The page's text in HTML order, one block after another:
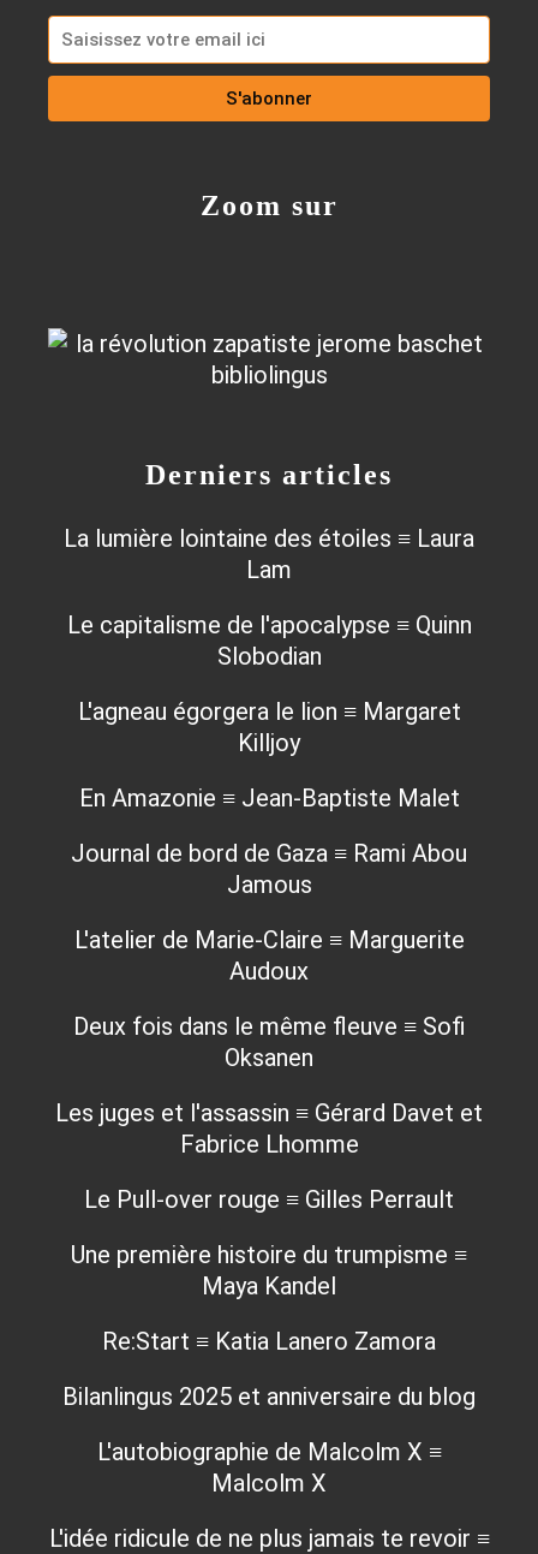
Derniers articles
La lumière lointaine des étoiles ≡ Laura
Lam
Le capitalisme de l'apocalypse ≡ Quinn
Slobodian
L'agneau égorgera le lion ≡ Margaret
Killjoy
En Amazonie ≡ Jean-Baptiste Malet
Journal de bord de Gaza ≡ Rami Abou
Jamous
L'atelier de Marie-Claire ≡ Marguerite
Audoux
Deux fois dans le même fleuve ≡ Sofi
Oksanen
Les juges et l'assassin ≡ Gérard Davet et
Fabrice Lhomme
Le Pull-over rouge ≡ Gilles Perrault
Une première histoire du trumpisme ≡
Maya Kandel
Re:Start ≡ Katia Lanero Zamora
Bilanlingus 2025 et anniversaire du blog
L'autobiographie de Malcolm X ≡
Malcolm X
L'idée ridicule de ne plus jamais te revoir ≡
Zoom sur